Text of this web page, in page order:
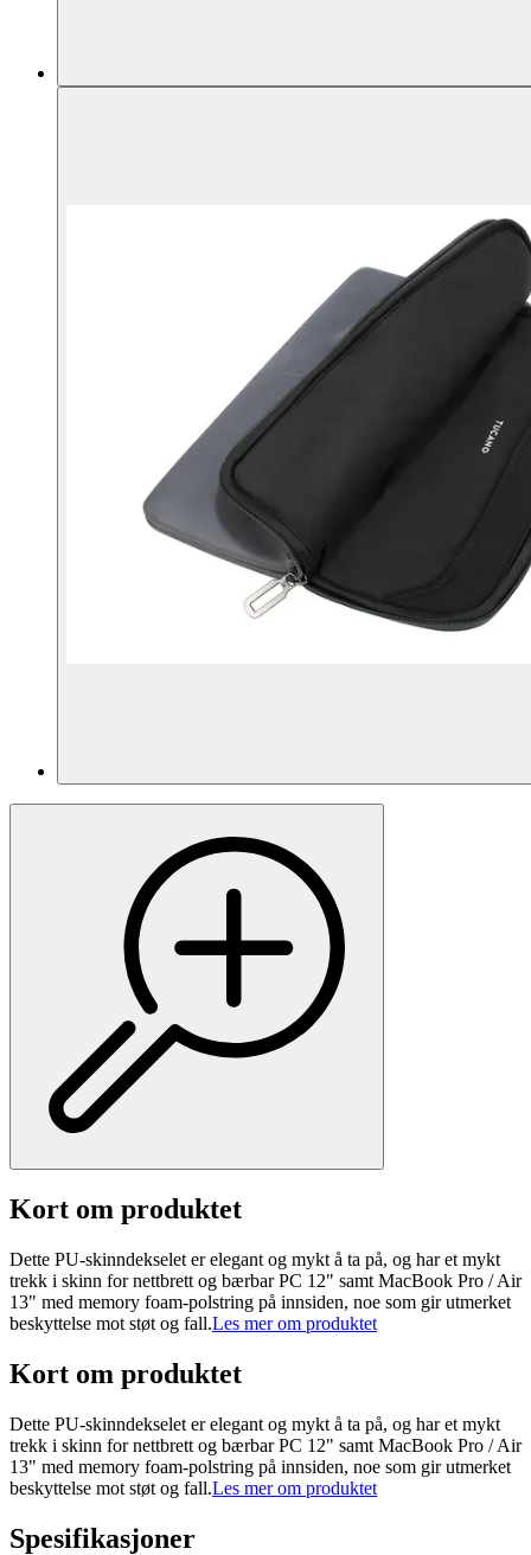
Kort om produktet
Dette PU-skinndekselet er elegant og mykt å ta på, og har et mykt
trekk i skinn for nettbrett og bærbar PC 12" samt MacBook Pro / Air
13" med memory foam-polstring på innsiden, noe som gir utmerket
beskyttelse mot støt og fall.Les mer om produktet
Kort om produktet
Dette PU-skinndekselet er elegant og mykt å ta på, og har et mykt
trekk i skinn for nettbrett og bærbar PC 12" samt MacBook Pro / Air
13" med memory foam-polstring på innsiden, noe som gir utmerket
beskyttelse mot støt og fall.Les mer om produktet
Spesifikasjoner